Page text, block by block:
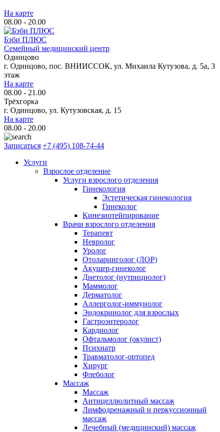
На карте
08.00 - 20.00
Бэби ПЛЮС
Семейный медицинский центр
Одинцово
г. Одинцово, пос. ВНИИССОК, ул. Михаила Кутузова, д. 5а, 3
этаж
На карте
08.00 - 21.00
Трёхгорка
г. Одинцово, ул. Кутузовская, д. 15
На карте
08.00 - 20.00
Записаться +7 (495) 108-74-44
Услуги
Взрослое отделение
Услуги взрослого отделения
Гинекология
Эстетическая гинекология
Гинеколог
Кинезиотейпирование
Врачи взрослого отделения
Терапевт
Невролог
Уролог
Отоларинголог (ЛОР)
Акушер-гинеколог
Диетолог (нутрициолог)
Маммолог
Дерматолог
Аллерголог-иммунолог
Эндокринолог для взрослых
Гастроэнтеролог
Кардиолог
Офтальмолог (окулист)
Психиатр
Травматолог-ортопед
Хирург
Флеболог
Массаж
Массаж
Антицеллюлитный массаж
Лимфодренажный и перкуссионный
массаж
Лечебный (медицинский) массаж